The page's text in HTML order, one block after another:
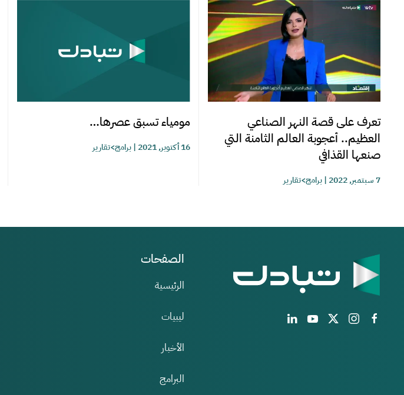
تعرف على قصة النهر الصناعي
العظيم.. أعجوبة العالم الثامنة التي
صنعها القذافي
7 سبتمبر, 2022 |برامج>تقارير
مومياء تسبق عصرها…
16 أكتوبر, 2021 |برامج>تقارير
الصفحات
الرئيسية
ليبيات
الأخبار
البرامج